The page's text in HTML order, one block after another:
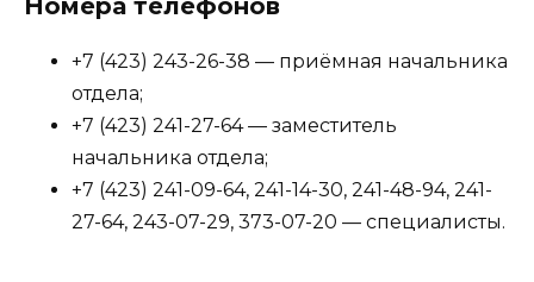
Номера телефонов
+7 (423) 243-26-38 — приёмная начальника
отдела;
+7 (423) 241-27-64 — заместитель
начальника отдела;
+7 (423) 241-09-64, 241-14-30, 241-48-94, 241-
27-64, 243-07-29, 373-07-20 — специалисты.